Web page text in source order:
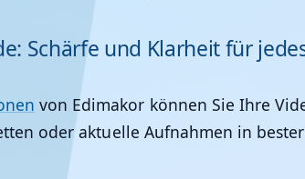
Schärfe und Klarheit für
von Edimakor können Sie Ihre
oder aktuelle Aufnahmen in